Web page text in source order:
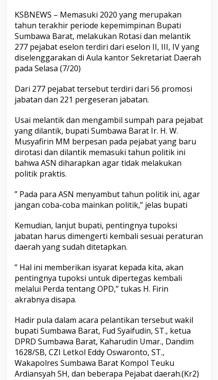
KSBNEWS – Memasuki 2020 yang merupakan
tahun terakhir periode kepemimpinan Bupati
Sumbawa Barat, melakukan Rotasi dan melantik
277 pejabat eselon terdiri dari eselon II, III, IV yang
diselenggarakan di Aula kantor Sekretariat Daerah
pada Selasa (7/20)
Dari 277 pejabat tersebut terdiri dari 56 promosi
jabatan dan 221 pergeseran jabatan.
Usai melantik dan mengambil sumpah para pejabat
yang dilantik, bupati Sumbawa Barat Ir. H. W.
Musyafirin MM berpesan pada pejabat yang baru
dirotasi dan dilantik memasuki tahun politik ini
bahwa ASN diharapkan agar tidak melakukan
politik praktis.
” Pada para ASN menyambut tahun politik ini, agar
jangan coba-coba mainkan politik,” jelas bupati
Kemudian, lanjut bupati, pentingnya tupoksi
jabatan harus dimengerti kembali sesuai peraturan
daerah yang sudah ditetapkan.
” Hal ini memberikan isyarat kepada kita, akan
pentingnya tupoksi untuk dipertegas kembali
melalui Perda tentang OPD,” tukas H. Firin
akrabnya disapa.
Hadir pula dalam acara pelantikan tersebut wakil
bupati Sumbawa Barat, Fud Syaifudin, ST., ketua
DPRD Sumbawa Barat, Kaharudin Umar., Dandim
1628/SB, CZI Letkol Eddy Oswaronto, ST.,
Wakapolres Sumbawa Barat Kompol Teuku
Ardiansyah SH, dan beberapa Pejabat daerah.(Kr2)